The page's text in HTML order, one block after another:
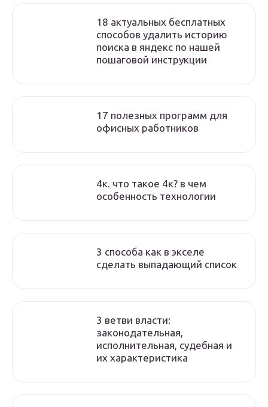
18 актуальных бесплатных
способов удалить историю
поиска в яндекс по нашей
пошаговой инструкции
17 полезных программ для
офисных работников
4к. что такое 4к? в чем
особенность технологии
3 способа как в экселе
сделать выпадающий список
3 ветви власти:
законодательная,
исполнительная, судебная и
их характеристика